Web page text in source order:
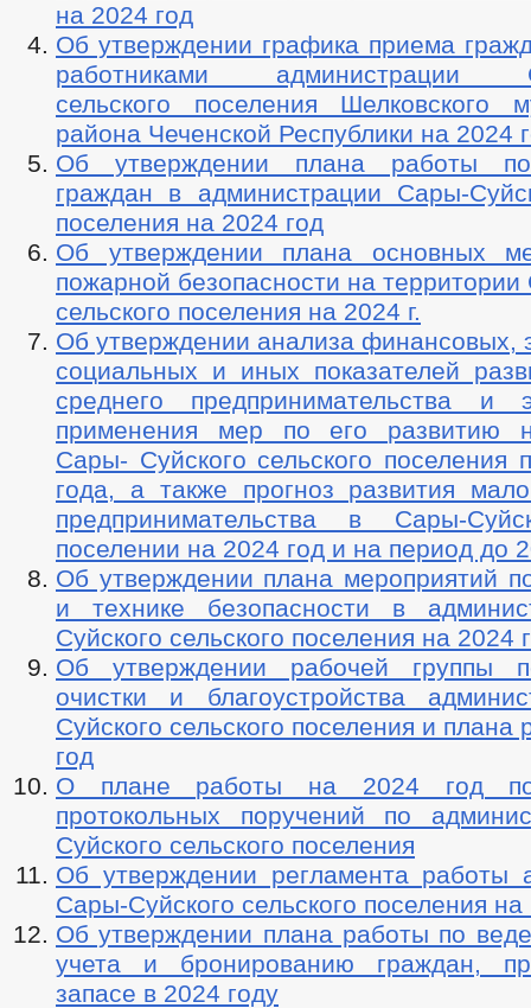
на 2024 год
Об утверждении графика приема
работниками администрации
сельского поселения Шелковского
района Чеченской Республики на 2024
Об утверждении плана работы
граждан в администрации Сары-
поселения на 2024 год
Об утверждении плана основных
пожарной безопасности на
сельского поселения на 2024 г.
Об утверждении анализа финансовых,
социальных и иных показателей
среднего предпринимательства и
применения мер по его развитию
Сары- Суйского сельского поселения
года, а также прогноз развития
предпринимательства в Сары-
поселении на 2024 год и на период до
Об утверждении плана мероприятий
и технике безопасности в
Суйского сельского поселения на 2024
Об утверждении рабочей группы
очистки и благоустройства
Суйского сельского поселения и плана
год
О плане работы на 2024 год по
протокольных поручений по
Суйского сельского поселения
Об утверждении регламента работы
Сары-Суйского сельского поселения на
Об утверждении плана работы по
учета и бронированию граждан,
запасе в 2024 году